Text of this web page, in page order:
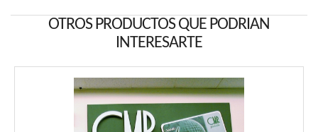
OTROS PRODUCTOS QUE PODRIAN
INTERESARTE